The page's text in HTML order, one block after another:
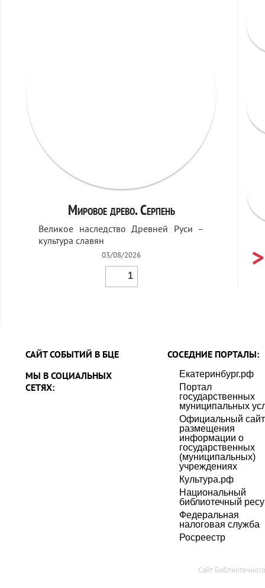
Мировое древо. Серпень
Великое наследство Древней Руси –
культура славян
03/08/2026
1
САЙТ СОБЫТИЙ В БЦЕ
МЫ В СОЦИАЛЬНЫХ
СЕТЯХ:
СОСЕДНИЕ ПОРТАЛЫ:
Екатеринбург.рф
Портал
государственных
муниципальных
Официальный
размещения
информации о
государственных
(муниципальных)
учреждениях
Культура.рф
Национальный
библиотечный
Федеральная
налоговая служба
Росреестр
Сайт